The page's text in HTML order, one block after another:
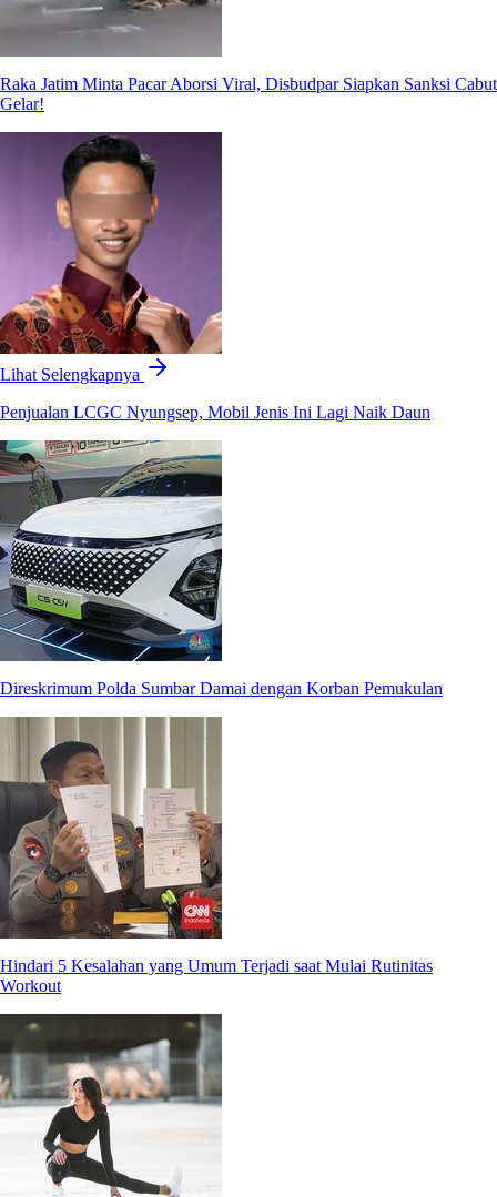
Raka Jatim Minta Pacar Aborsi Viral, Disbudpar Siapkan Sanksi Cabut
Gelar!
Lihat Selengkapnya
Penjualan LCGC Nyungsep, Mobil Jenis Ini Lagi Naik Daun
Direskrimum Polda Sumbar Damai dengan Korban Pemukulan
Hindari 5 Kesalahan yang Umum Terjadi saat Mulai Rutinitas
Workout